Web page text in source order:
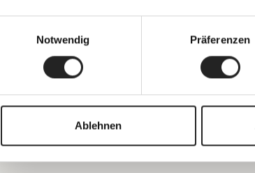
Notwendig
Präferenzen
Ablehnen